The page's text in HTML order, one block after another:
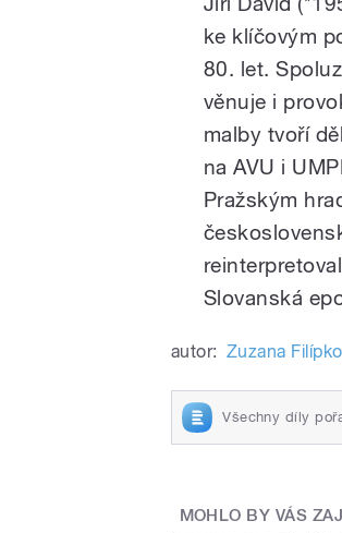
ke klíčovým
80. let.
věnuje i
malby tvoří
na AVU i
Pražským
Slovanská
autor: Zuzana
Všechny díly
MOHLO BY VÁS